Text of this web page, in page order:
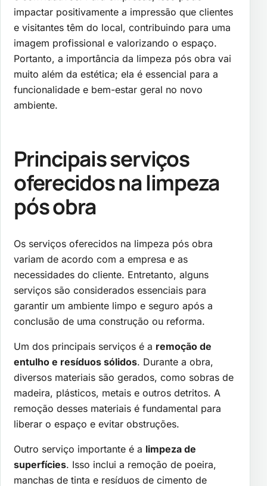
impactar positivamente a impressão que clientes
e visitantes têm do local, contribuindo para uma
imagem profissional e valorizando o espaço.
Portanto, a importância da limpeza pós obra vai
muito além da estética; ela é essencial para a
funcionalidade e bem-estar geral no novo
ambiente.
Principais serviços
oferecidos na limpeza
pós obra
Os serviços oferecidos na limpeza pós obra
variam de acordo com a empresa e as
necessidades do cliente. Entretanto, alguns
serviços são considerados essenciais para
garantir um ambiente limpo e seguro após a
conclusão de uma construção ou reforma.
Um dos principais serviços é a remoção de
entulho e resíduos sólidos. Durante a obra,
diversos materiais são gerados, como sobras de
madeira, plásticos, metais e outros detritos. A
remoção desses materiais é fundamental para
liberar o espaço e evitar obstruções.
Outro serviço importante é a limpeza de
superfícies. Isso inclui a remoção de poeira,
manchas de tinta e resíduos de cimento de